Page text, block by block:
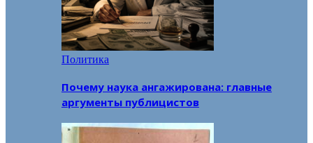
Политика
Почему наука ангажирована: главные
аргументы публицистов